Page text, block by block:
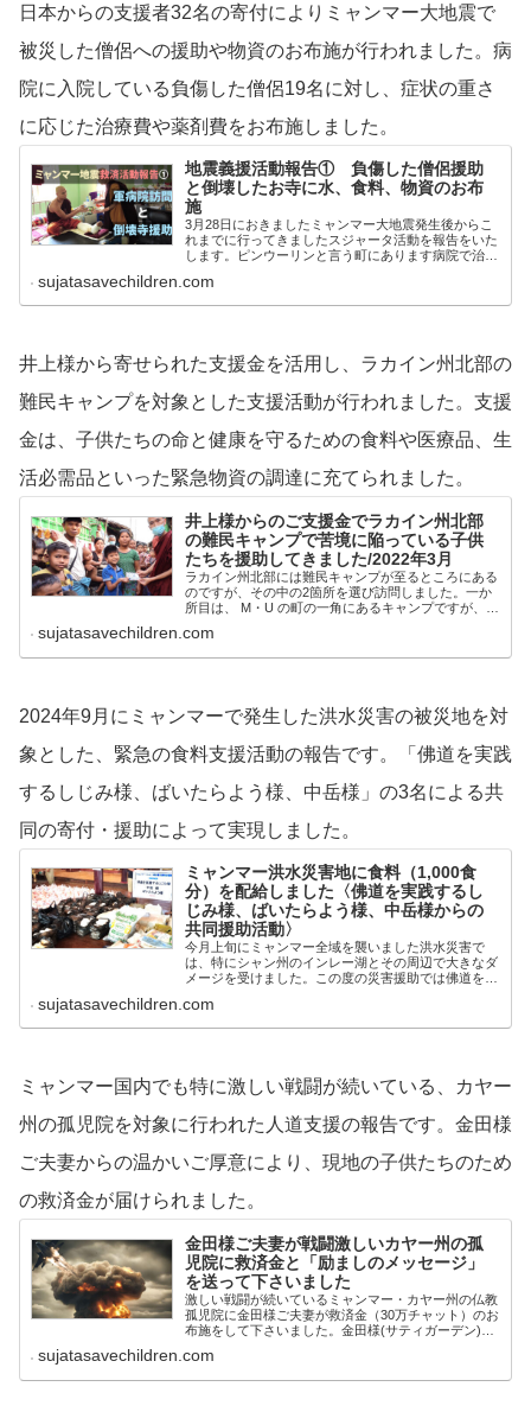
日本からの支援者32名の寄付によりミャンマー大地震で
被災した僧侶への援助や物資のお布施が行われました。病
院に入院している負傷した僧侶19名に対し、症状の重さ
に応じた治療費や薬剤費をお布施しました。
地震義援活動報告① 負傷した僧侶援助
と倒壊したお寺に水、食料、物資のお布
施
3月28日におきましたミャンマー大地震発生後からこ
れまでに行ってきましたスジャータ活動を報告をいた
します。ピンウーリンと言う町にあります病院で治療
たしました。（お金と一緒にタオルと石鹸もお布施さ
sujatasavechildren.com
井上様から寄せられた支援金を活用し、ラカイン州北部の
難民キャンプを対象とした支援活動が行われました。支援
金は、子供たちの命と健康を守るための食料や医療品、生
活必需品といった緊急物資の調達に充てられました。
井上様からのご支援金でラカイン州北部
の難民キャンプで苦境に陥っている子供
たちを援助してきました/2022年3月
ラカイン州北部には難民キャンプが至るところにある
のですが、その中の2箇所を選び訪問しました。一か
所目は、 M・U の町の一角にあるキャンプですが、こ
た。難民キャンプの中でも最大規模ということで、
sujatasavechildren.com
2024年9月にミャンマーで発生した洪水災害の被災地を対
象とした、緊急の食料支援活動の報告です。「佛道を実践
するしじみ様、ばいたらよう様、中岳様」の3名による共
同の寄付・援助によって実現しました。
ミャンマー洪水災害地に食料（1,000食
分）を配給しました〈佛道を実践するし
じみ様、ばいたらよう様、中岳様からの
共同援助活動〉
今月上旬にミャンマー全域を襲いました洪水災害で
は、特にシャン州のインレー湖とその周辺で大きなダ
メージを受けました。この度の災害援助では佛道を実
借り、共同連名支援で行わせていただきました。ばい
sujatasavechildren.com
ミャンマー国内でも特に激しい戦闘が続いている、カヤー
州の孤児院を対象に行われた人道支援の報告です。金田様
ご夫妻からの温かいご厚意により、現地の子供たちのため
の救済金が届けられました。
金田様ご夫妻が戦闘激しいカヤー州の孤
児院に救済金と「励ましのメッセージ」
を送って下さいました
激しい戦闘が続いているミャンマー・カヤー州の仏教
孤児院に金田様ご夫妻が救済金（30万チャット）のお
布施をして下さいました。金田様(サティガーデン)か
時、そして各地の貧しい孤児院に手厚い救済援助を頂
sujatasavechildren.com